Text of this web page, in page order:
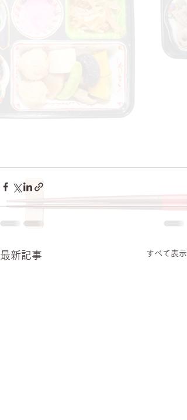
最新記事 すべて表示